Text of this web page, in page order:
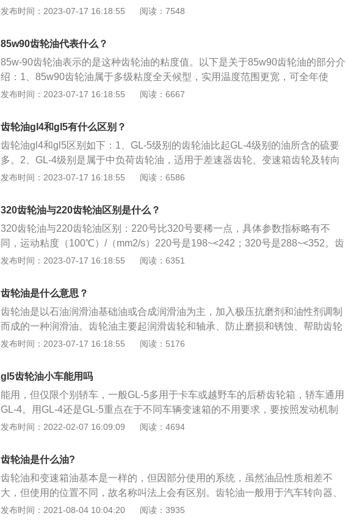
性能、重负荷齿轮油。润滑油是专为需要防止磨损和刮伤的商用车辆重负荷变速
油，适用于工作条件特别苛刻的差速器齿轮及后桥齿轮。2、介绍二：而GL-5级
性自然而然肯定比较强，在价格方面，由于GL-5齿轮油比GL-4高一级别，自然是
贵出一些，但有些朋友却有这么一个误区，用贵点的齿轮油对汽车会有好处。
发布时间：2023-07-17 16:18:55 阅读：7548
85w90齿轮油代表什么？
85w-90齿轮油表示的是这种齿轮油的粘度值。以下是关于85w90齿轮油的部分介
绍：1、85w90齿轮油属于多级粘度全天候型，实用温度范围更宽，可全年使
用。2、齿轮油粘度级别标识上的W表示低温型齿轮油，W前面的数字表示低温粘
示高温粘度，数字越大，高温粘度越大，可耐温度更高。
发布时间：2023-07-17 16:18:55 阅读：6667
齿轮油gl4和gl5有什么区别？
齿轮油gl4和gl5区别如下：1、GL-5级别的齿轮油比起GL-4级别的油所含的硫要
多。2、GL-4级别是属于中负荷齿轮油，适用于差速器齿轮、变速箱齿轮及转向
器齿轮。3、GL-5则是属于重负荷齿轮油，适用于工作条件特别苛刻的差速器齿
的润滑油，它和机油在使用条件、自身成分和使用性能上均存在着差异。2、齿
轮油主要起润滑齿轮和轴承、防止磨损和锈蚀、帮助齿轮散热等作用。3、汽车
齿轮油用于汽车转向器、变速器以及驱动桥等齿轮传动机构中，由于齿轮传动时
表面压力高，所以齿轮油对齿轮的润滑、抗磨、冷却、散热、防腐防锈、洗涤和
降低齿面冲击与噪声等方面起着重要作用。
发布时间：2023-07-17 16:18:55 阅读：6586
320齿轮油与220齿轮油区别是什么？
320齿轮油与220齿轮油区别：220号比320号要稀一点，具体参数指标略有不
同，运动粘度（100℃）/（mm2/s）220号是198~<242；320号是288~<352。齿
轮油的介绍：1、齿轮油以石油润滑油基础油或合成润滑油为主，加入极压抗磨
防止磨损和锈蚀、帮助齿轮散热等作用。
发布时间：2023-07-17 16:18:55 阅读：6351
齿轮油是什么意思？
齿轮油是以石油润滑油基础油或合成润滑油为主，加入极压抗磨剂和油性剂调制
而成的一种润滑油。齿轮油主要起润滑齿轮和轴承、防止磨损和锈蚀、帮助齿轮
散热等作用，用于各种齿轮传动装置，延长其使用寿命，提高传递功率效率。齿
安定性、抗泡性、水分离性能和防锈性能。由于齿轮负荷一般都在490兆帕（MP
a）以上，双曲线齿面负荷更高达2942MPa，齿轮油的用量约占润滑油总量的百
分之6至百分之8，齿轮油是性能优异的润滑油。
发布时间：2023-07-17 16:18:55 阅读：5176
gl5齿轮油小车能用吗
能用，但仅限个别轿车，一般GL-5多用于卡车或越野车的后桥齿轮箱，轿车通用
GL-4。用GL-4还是GL-5重点在于不同车辆变速箱的不用要求，要按照发动机制
造商的规定来进行选择，GL-5本身属于重负荷齿轮油，比较适合重在汽车后桥使
的的GL-5粘度一般都偏大，因此不适合轿车使用，轿车齿轮箱一般要求75W90也
有个别要求使用80W90的。目前绝大多数轿车的手动挡变速箱还是多要求使用GL
-4级别的齿轮油。GL-4是属于中负荷齿轮油。所以二者的区别就是一个负重级别
的区分，负重中小级别的如轿车等多使用GL4或GL3,中重负荷的多使用GL5,如货
车以及军用车辆等。
发布时间：2022-02-07 16:09:09 阅读：4694
齿轮油是什么油?
齿轮油和变速箱油基本是一样的，但因部分使用的系统，虽然油品性质相差不
大，但使用的位置不同，故名称叫法上会有区别。齿轮油一般用于汽车转向器、
变速器以及驱动桥等齿轮传动机构中。变速箱油是保持车辆变速箱清洁的油类用
发布时间：2021-08-04 10:04:20 阅读：3935